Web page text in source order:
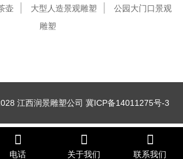
壶 大型人造景观雕塑
公园大门口景观
雕塑
江西润景雕塑公司 冀ICP备14011275号-3
电话 关于我们 联系我们